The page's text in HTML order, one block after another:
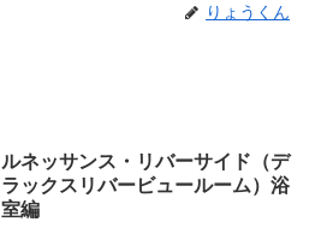
りょうくん
ルネッサンス・リバーサイド（デ
ラックスリバービュールーム）浴
室編